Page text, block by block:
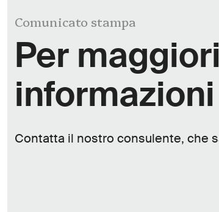
Comunicato stampa
Per maggiori
informazioni
Contatta il nostro consulente, che